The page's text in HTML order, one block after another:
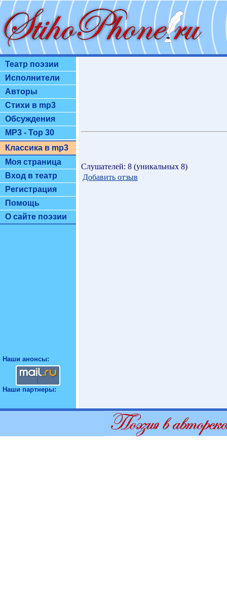
Театр поэзии
Исполнители
Авторы
Стихи в mp3
Обсуждения
MP3 - Top 30
Классика в mp3
Моя страница
Вход в театр
Регистрация
Помощь
О сайте поэзии
Наши анонсы:
Наши партнеры:
Слушателей: 8 (уникальных 8)
Добавить отзыв